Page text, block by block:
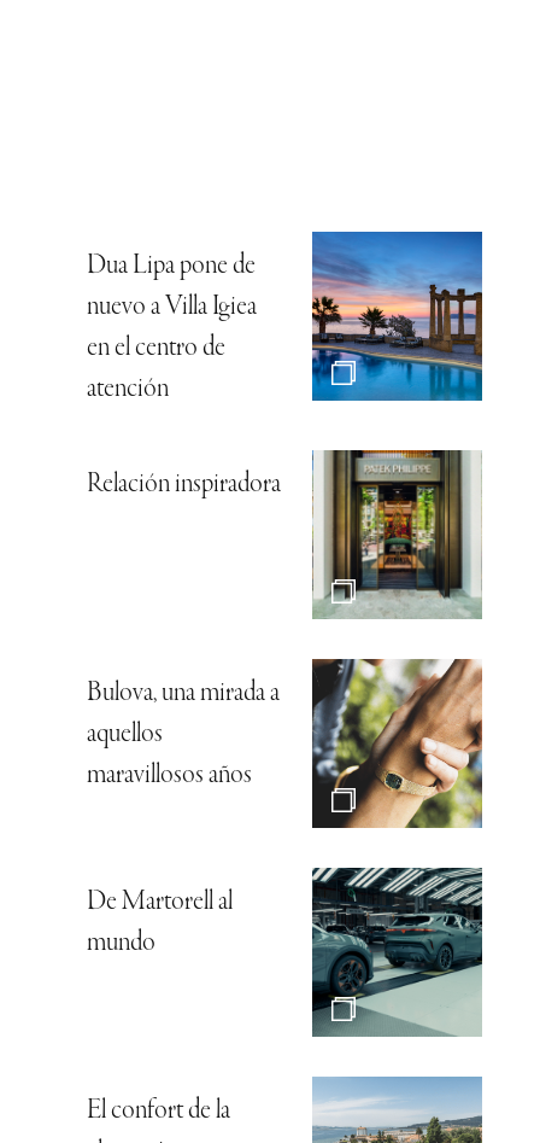
Dua Lipa pone de
nuevo a Villa Igiea
en el centro de
atención
Relación inspiradora
Bulova, una mirada a
aquellos
maravillosos años
De Martorell al
mundo
El confort de la